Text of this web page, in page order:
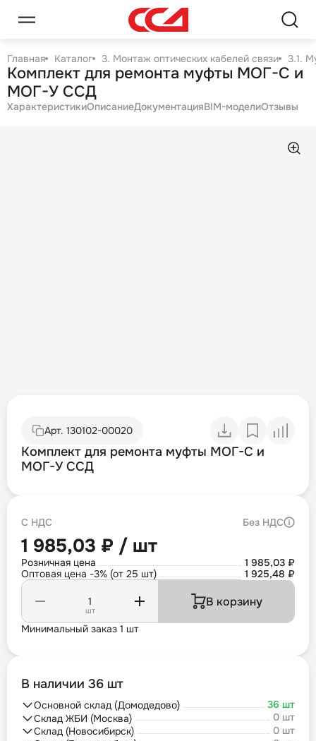
Главная Каталог 3. Монтаж оптических кабелей связи 3.1.
Комплект для ремонта муфты МОГ-C и
МОГ-У ССД
ХарактеристикиОписаниеДокументацияBIM-моделиОтзывы
Арт. 130102-00020
Комплект для ремонта муфты МОГ-C и
МОГ-У ССД
С НДС Без НДС
1 985,03 ₽ / шт
Розничная цена
1 985,03 ₽
Оптовая цена -3% (от 25 шт)
1 925,48 ₽
шт
В корзину
Минимальный заказ 1 шт
В наличии 36 шт
Основной склад (Домодедово)
36 шт
Склад ЖБИ (Москва)
0 шт
Склад (Новосибирск)
0 шт